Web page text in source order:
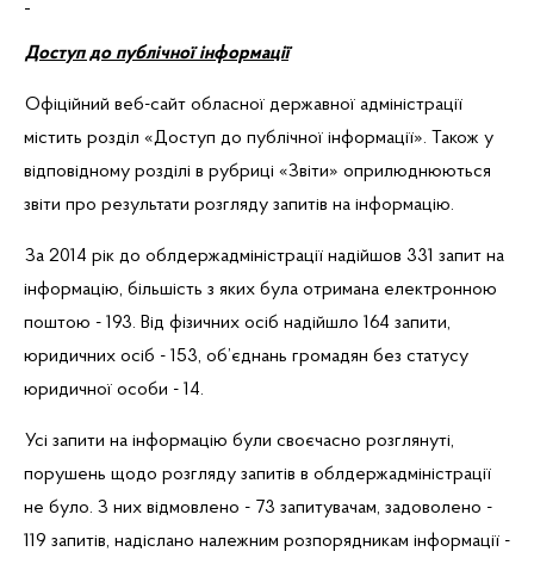
Доступ до публічної інформації
Офіційний веб-сайт обласної державної адміністрації
містить розділ «Доступ до публічної інформації». Також у
відповідному розділі в рубриці «Звіти» оприлюднюються
звіти про результати розгляду запитів на інформацію.
За 2014 рік до облдержадміністрації надійшов 331 запит на
інформацію, більшість з яких була отримана електронною
поштою - 193. Від фізичних осіб надійшло 164 запити,
юридичних осіб - 153, об’єднань громадян без статусу
юридичної особи - 14.
Усі запити на інформацію були своєчасно розглянуті,
порушень щодо розгляду запитів в облдержадміністрації
не було. З них відмовлено - 73 запитувачам, задоволено -
119 запитів, надіслано належним розпорядникам інформації -